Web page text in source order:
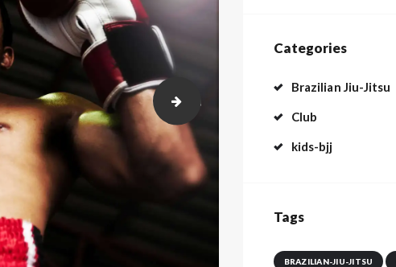
post-13
Categories
Brazilian Jiu-Jitsu
Club
kids-bjj
Tags
BRAZILIAN-JIU-JITSU